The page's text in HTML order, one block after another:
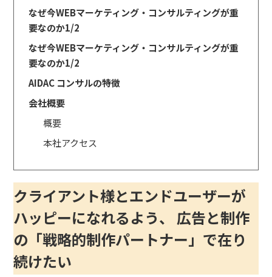
なぜ今WEBマーケティング・コンサルティングが重
要なのか1/2
なぜ今WEBマーケティング・コンサルティングが重
要なのか1/2
AIDAC コンサルの特徴
会社概要
概要
本社アクセス
クライアント様とエンドユーザーが
ハッピーになれるよう、 広告と制作
の「戦略的制作パートナー」で在り
続けたい